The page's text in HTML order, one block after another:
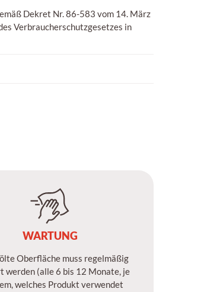
Dekret Nr. 86-583 vom 14. März
Verbraucherschutzgesetzes in
WARTUNG
Oberfläche muss regelmäßig
werden (alle 6 bis 12 Monate, je
welches Produkt verwendet